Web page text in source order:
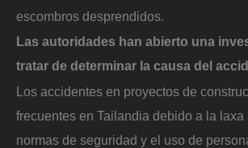
escombros desprendidos.
Las autoridades han abierto una
tratar de determinar la causa del
Los accidentes en proyectos de
frecuentes en Tailandia debido a la
normas de seguridad y el uso de